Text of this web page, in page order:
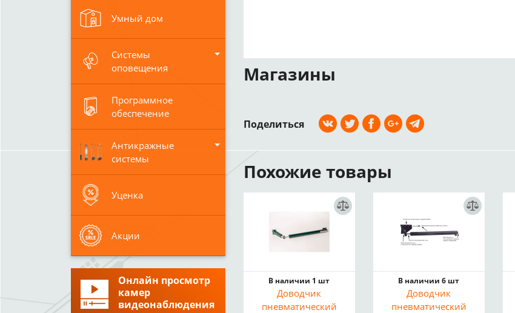
Умный дом
Системы
оповещения
Программное
обеспечение
Антикражные
системы
Уценка
Акции
Онлайн просмотр
камер
видеонаблюдения
Магазины
Поделиться
Похожие товары
В наличии 1 шт
Доводчик
пневматический
В наличии 6 шт
Доводчик
пневматический